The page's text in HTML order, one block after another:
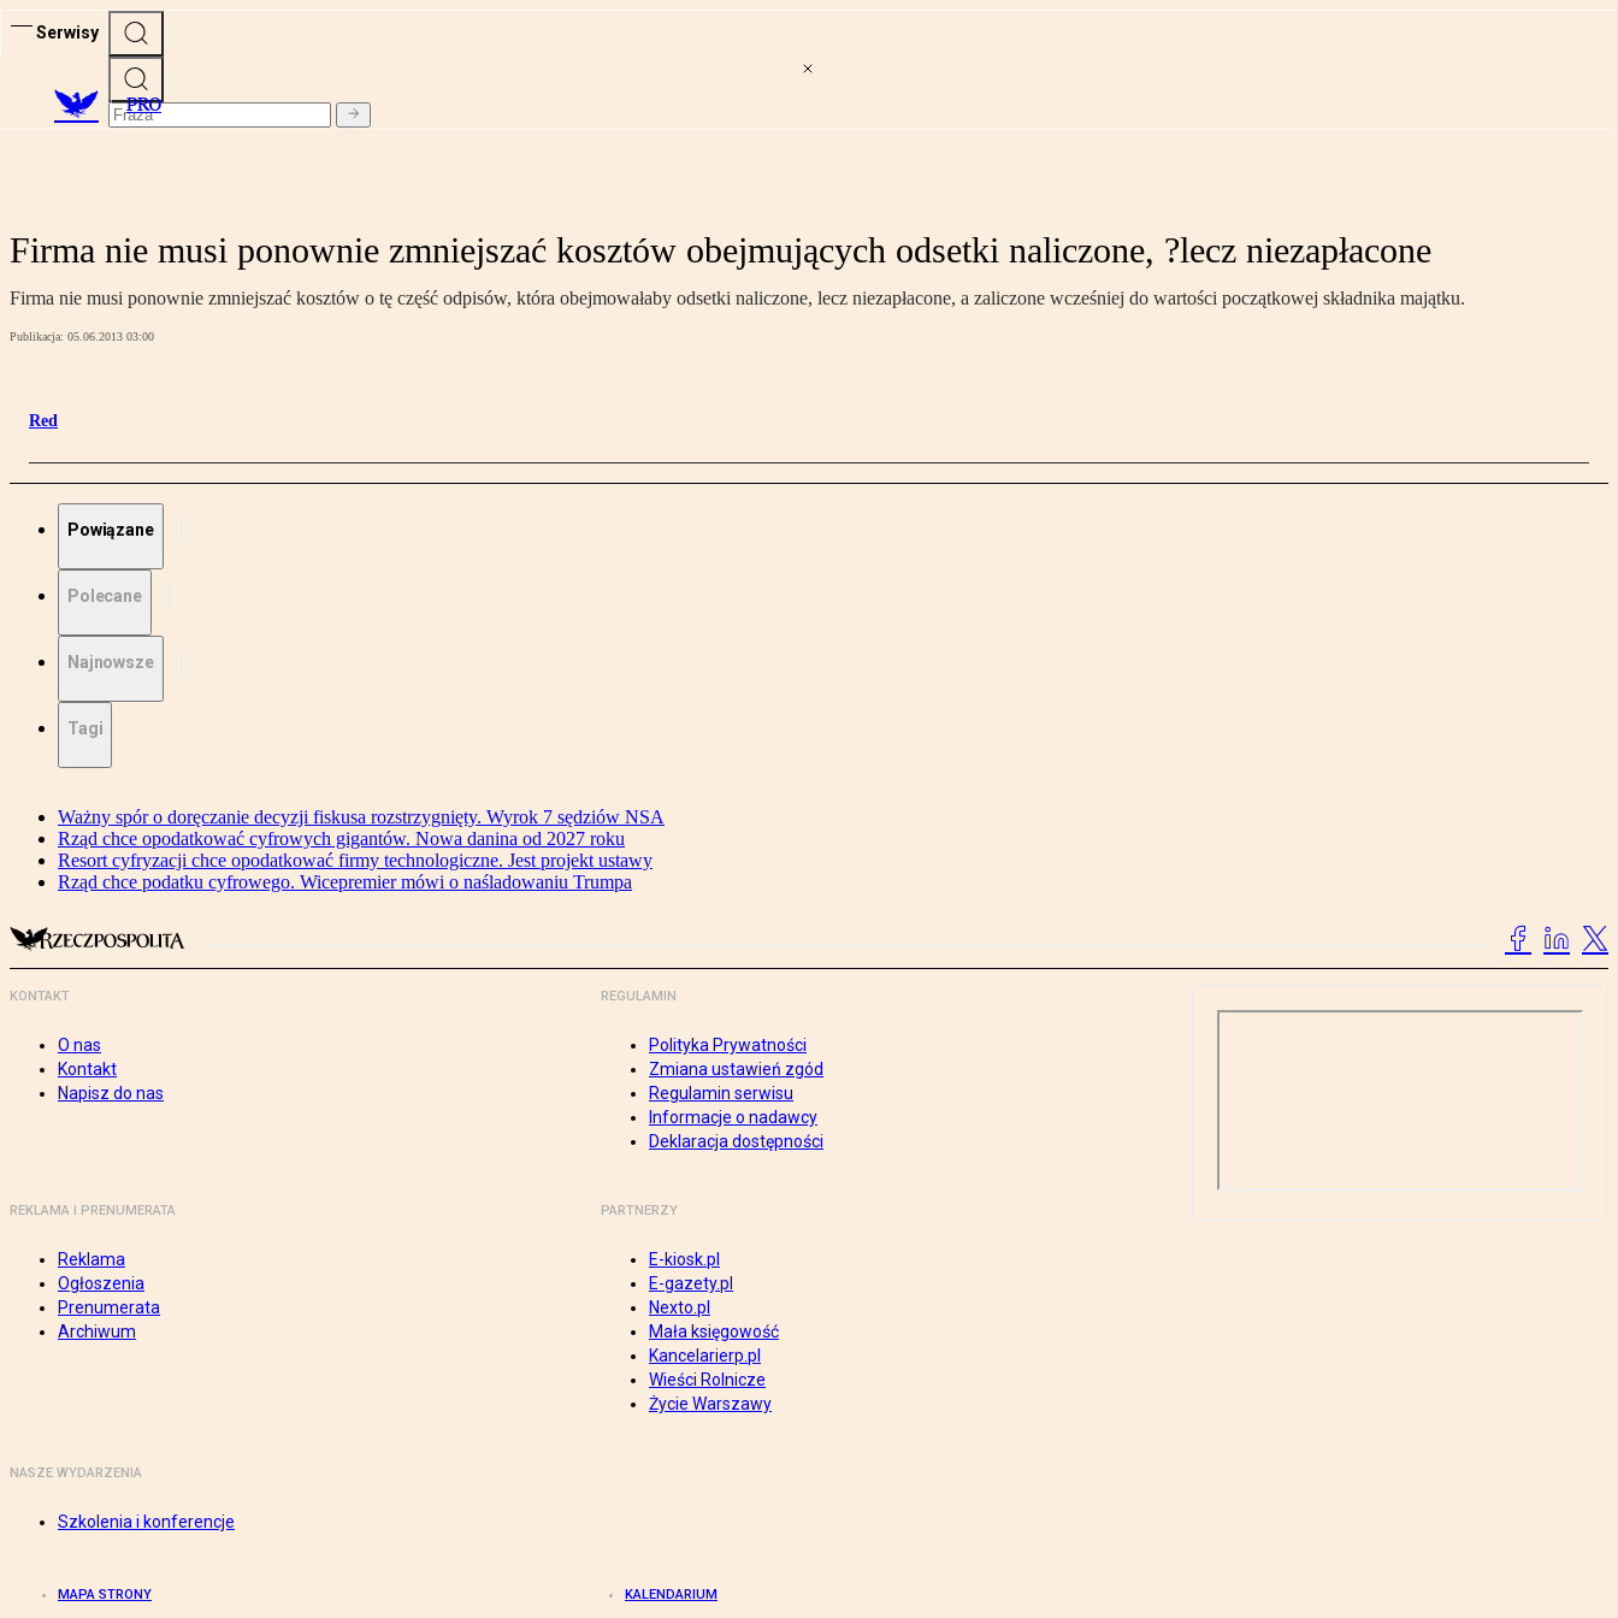
Serwisy
PRO
Firma nie musi ponownie zmniejszać kosztów obejmujących odsetki naliczone, ?lecz niezapłacone
Firma nie musi ponownie zmniejszać kosztów o tę część odpisów, która obejmowałaby odsetki naliczone, lecz niezapłacone, a zaliczone wcześniej do wartości początkowej składnika majątku.
Publikacja: 05.06.2013 03:00
Red
Powiązane
Polecane
Najnowsze
Tagi
Ważny spór o doręczanie decyzji fiskusa rozstrzygnięty. Wyrok 7 sędziów NSA
Rząd chce opodatkować cyfrowych gigantów. Nowa danina od 2027 roku
Resort cyfryzacji chce opodatkować firmy technologiczne. Jest projekt ustawy
Rząd chce podatku cyfrowego. Wicepremier mówi o naśladowaniu Trumpa
KONTAKT
O nas
Kontakt
Napisz do nas
REGULAMIN
Polityka Prywatności
Zmiana ustawień zgód
Regulamin serwisu
Informacje o nadawcy
Deklaracja dostępności
REKLAMA I PRENUMERATA
Reklama
Ogłoszenia
Prenumerata
Archiwum
PARTNERZY
E-kiosk.pl
E-gazety.pl
Nexto.pl
Mała księgowość
Kancelarierp.pl
Wieści Rolnicze
Życie Warszawy
NASZE WYDARZENIA
Szkolenia i konferencje
MAPA STRONY KALENDARIUM